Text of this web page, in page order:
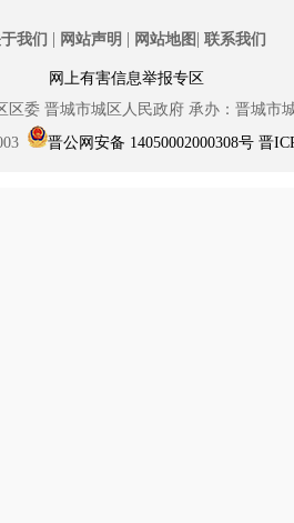
我们 | 网站声明 | 网站地图 | 联系我们
网上有害信息举报专区
区委 晋城市城区人民政府 承办：晋城市
晋公网安备 14050002000308号 晋